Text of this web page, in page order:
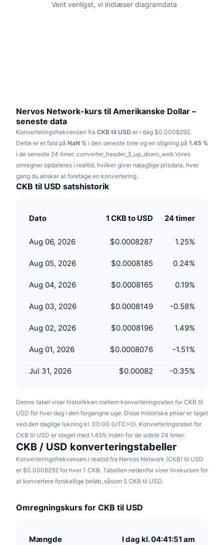
Populære
Finans
Teknologi
NFT
Krypto-ETF'er
RSI
MACD
Derivativer
Oversigt
Likvidationer
Finansieringsrenter
Videoer
Ordforklaring
Kampagner
Airdrops
Diamant-belønninger
Lær og tjen
Kalendere
Vent venligst, vi indlæser diagramdata
Nervos Network-kurs til Amerikanske Dollar –
seneste data
Konverteringsfrekvensen fra CKB til USD er i dag $0.0008292.
Dette er et fald på NaN % i den seneste time og en stigning på 1.45 %
i de seneste 24 timer. converter_header_3_up_down_web Vores
omregner opdateres i realtid, hvilket giver nøjagtige prisdata, hver
gang du ønsker at foretage en konvertering.
CKB til USD satshistorik
Dato 1 CKB to USD 24 timer
Aug 06, 2026 $0.0008287 1.25%
Aug 05, 2026 $0.0008185 0.24%
Aug 04, 2026 $0.0008165 0.19%
Aug 03, 2026 $0.0008149 -0.58%
Aug 02, 2026 $0.0008196 1.49%
Aug 01, 2026 $0.0008076 -1.51%
Jul 31, 2026 $0.00082 -0.35%
Denne tabel viser historikken mellem konverteringsraten for CKB til
USD for hver dag i den forgangne uge. Disse historiske priser er taget
ved den daglige lukning kl. 00:00 (UTC+0). Konverteringsraten for
CKB til USD er steget med 1.45% inden for de sidste 24 timer.
CKB / USD konverteringstabeller
Konverteringsfrekvensen i realtid fra Nervos Network (CKB) til USD
er $0.0008292 for hver 1 CKB. Tabellen nedenfor viser livekursen for
at konvertere forskellige beløb, såsom 5 CKB til USD.
Omregningskurs for CKB til USD
Mængde I dag kl. 04:41:51 am